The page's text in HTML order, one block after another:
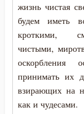
Лукавство
Любовь
Любовь Божия
Любовь к Богу
жизнь чистая
будем иметь
кроткими,
чистыми,
оскорбления
принимать их
взирающих на
как и чудесами.